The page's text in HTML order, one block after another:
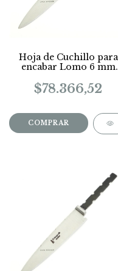
Hoja de Cuchillo para
encabar Lomo 6 mm
$78.366,52